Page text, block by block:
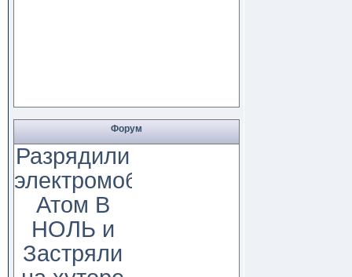
Форум
Разрядили
электромобиль
Атом В
НОЛЬ и
Застряли